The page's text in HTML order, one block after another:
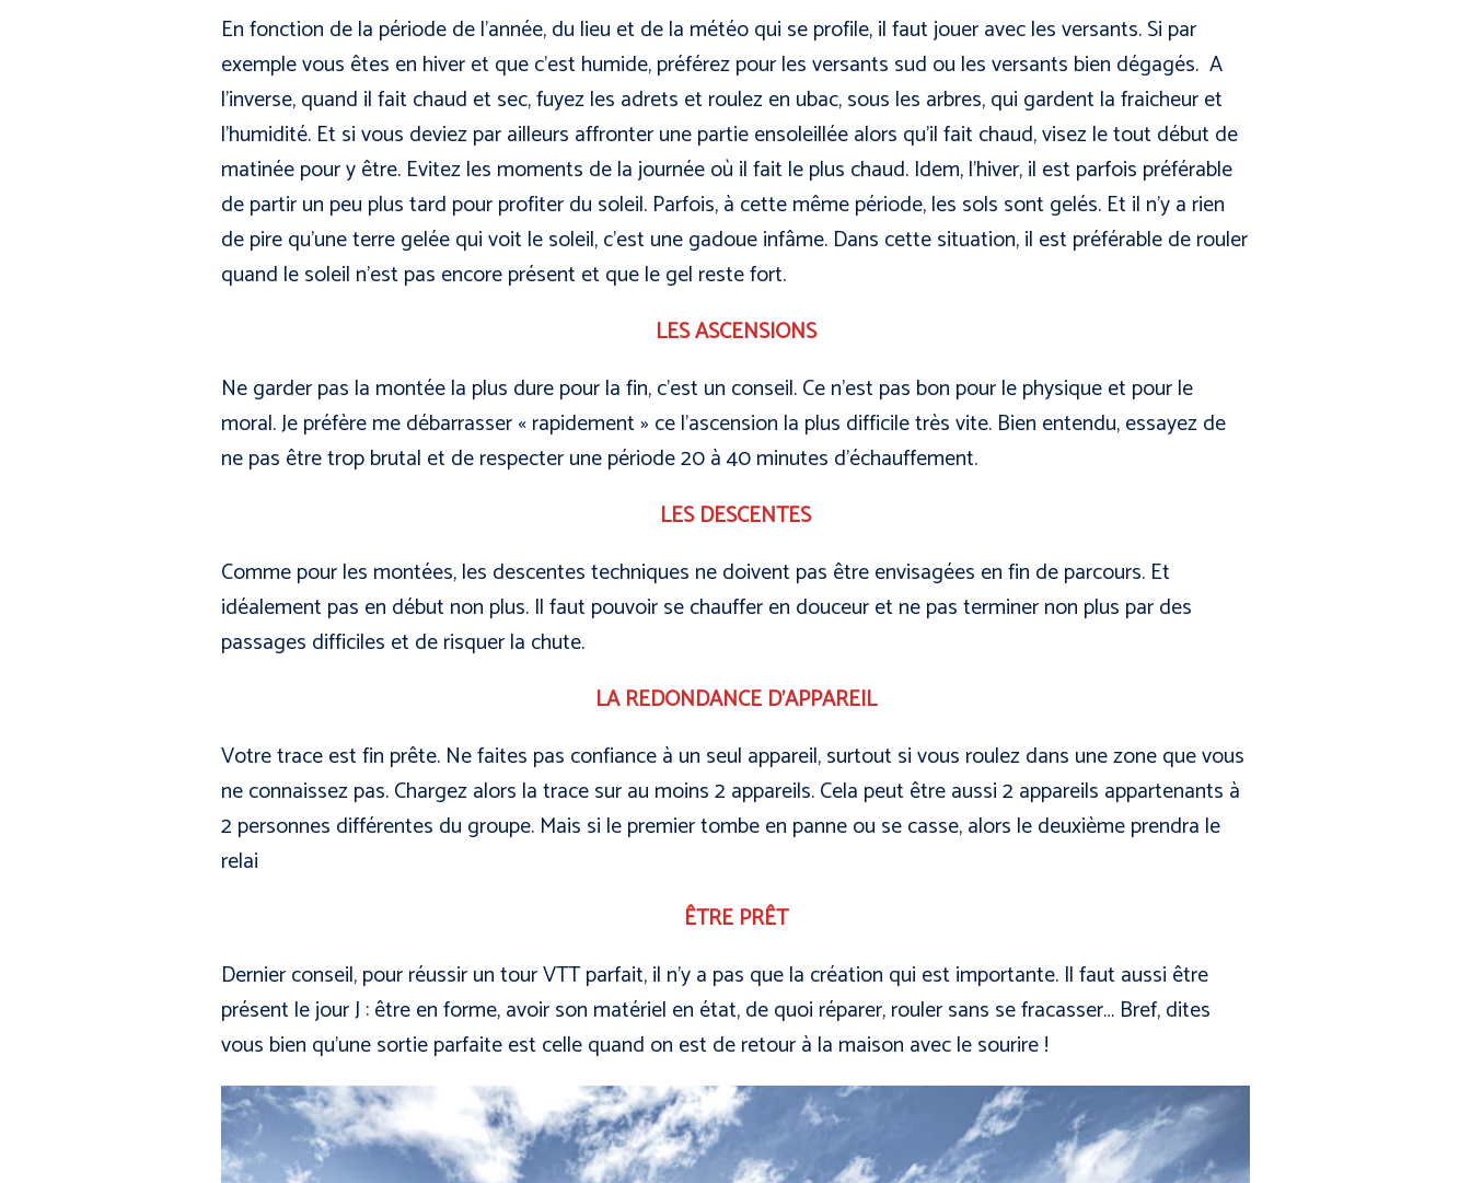
En fonction de la période de l’année, du lieu et de la météo qui se profile, il faut jouer avec les versants. Si par
exemple vous êtes en hiver et que c’est humide, préférez pour les versants sud ou les versants bien dégagés. A
l’inverse, quand il fait chaud et sec, fuyez les adrets et roulez en ubac, sous les arbres, qui gardent la fraicheur et
l’humidité. Et si vous deviez par ailleurs affronter une partie ensoleillée alors qu’il fait chaud, visez le tout début de
matinée pour y être. Evitez les moments de la journée où il fait le plus chaud. Idem, l’hiver, il est parfois préférable
de partir un peu plus tard pour profiter du soleil. Parfois, à cette même période, les sols sont gelés. Et il n’y a rien
de pire qu’une terre gelée qui voit le soleil, c’est une gadoue infâme. Dans cette situation, il est préférable de rouler
quand le soleil n’est pas encore présent et que le gel reste fort.
LES ASCENSIONS
Ne garder pas la montée la plus dure pour la fin, c’est un conseil. Ce n’est pas bon pour le physique et pour le
moral. Je préfère me débarrasser « rapidement » ce l’ascension la plus difficile très vite. Bien entendu, essayez de
ne pas être trop brutal et de respecter une période 20 à 40 minutes d’échauffement.
LES DESCENTES
Comme pour les montées, les descentes techniques ne doivent pas être envisagées en fin de parcours. Et
idéalement pas en début non plus. Il faut pouvoir se chauffer en douceur et ne pas terminer non plus par des
passages difficiles et de risquer la chute.
LA REDONDANCE D’APPAREIL
Votre trace est fin prête. Ne faites pas confiance à un seul appareil, surtout si vous roulez dans une zone que vous
ne connaissez pas. Chargez alors la trace sur au moins 2 appareils. Cela peut être aussi 2 appareils appartenants à
2 personnes différentes du groupe. Mais si le premier tombe en panne ou se casse, alors le deuxième prendra le
relai
ÊTRE PRÊT
Dernier conseil, pour réussir un tour VTT parfait, il n’y a pas que la création qui est importante. Il faut aussi être
présent le jour J : être en forme, avoir son matériel en état, de quoi réparer, rouler sans se fracasser… Bref, dites
vous bien qu’une sortie parfaite est celle quand on est de retour à la maison avec le sourire !